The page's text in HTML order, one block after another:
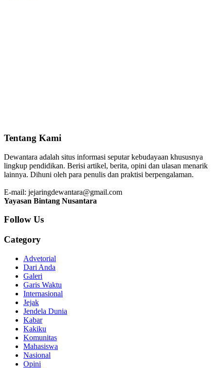
Tentang Kami
Dewantara adalah situs informasi seputar kebudayaan khususnya
lingkup pendidikan. Berisi artikel, berita, opini dan ulasan menarik
lainnya. Dihuni oleh para penulis dan praktisi berpengalaman.
E-mail: jejaringdewantara@gmail.com
Yayasan Bintang Nusantara
Follow Us
Category
Advetorial
Dari Anda
Galeri
Garis Waktu
Internasional
Jejak
Jendela Dunia
Kabar
Kakiku
Komunitas
Mahasiswa
Nasional
Opini